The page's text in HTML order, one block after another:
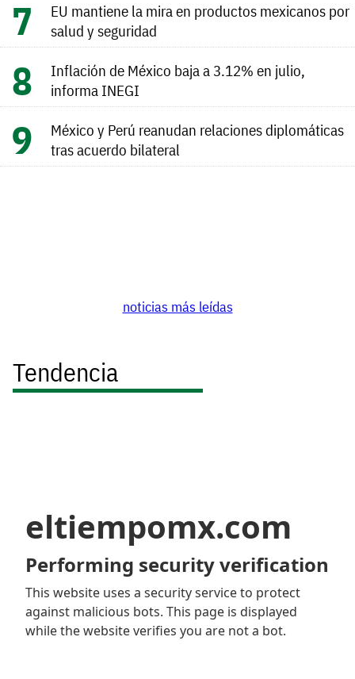
EU mantiene la mira en productos mexicanos por
salud y seguridad
Inflación de México baja a 3.12% en julio,
informa INEGI
México y Perú reanudan relaciones diplomáticas
tras acuerdo bilateral
noticias más leídas
Tendencia